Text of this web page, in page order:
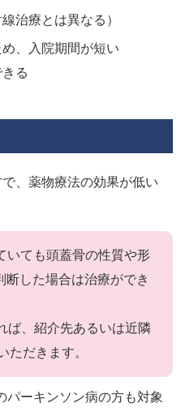
治療とは異なる）
、入院期間が短い
る
で、薬物療法の効果が低い
いても頭蓋骨の性質や形
した場合は治療ができ
ば、紹介先あるいは近隣
ただきます。
パーキンソン病の方も対象